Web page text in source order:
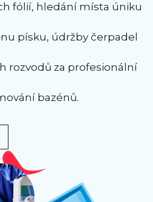
fólií, hledání místa úniku
písku, údržby čerpadel
rozvodů za profesionální
bazénů.